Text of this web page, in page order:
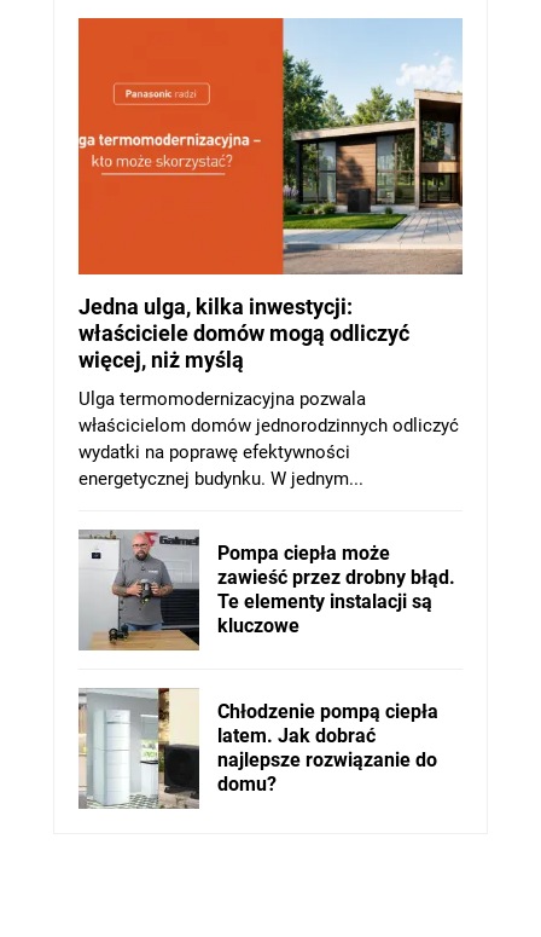
Jedna ulga, kilka inwestycji:
właściciele domów mogą odliczyć
więcej, niż myślą
Ulga termomodernizacyjna pozwala
właścicielom domów jednorodzinnych odliczyć
wydatki na poprawę efektywności
energetycznej budynku. W jednym...
Pompa ciepła może
zawieść przez drobny błąd.
Te elementy instalacji są
kluczowe
Chłodzenie pompą ciepła
latem. Jak dobrać
najlepsze rozwiązanie do
domu?